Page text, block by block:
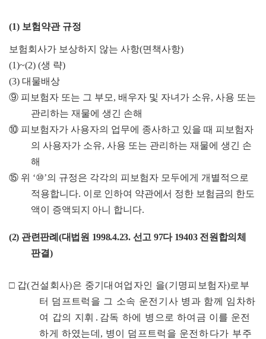
(1) 보험약관 규정
보험회사가 보상하지 않는 사항(면책사항)
(1)~(2) (생 략)
(3) 대물배상
⑨ 피보험자 또는 그 부모 , 배우자 및 자녀가 소유, 사용 또는
관리하는 재물에 생긴 손해
⑩ 피보험자가 사용자의 업무에 종사하고 있을 때 피보험자
의 사용자가 소유,사용 또는 관리하는 재물에 생긴 손
해
⑮ 위 ‘⑩’의 규정은 각각의 피보험자 모두에게 개별적으로
적용합니다. 이로 인하여 약관에서 정한 보험금의 한도
액이 증액되지 아니 합니다.
(2) 관련판례 (대법원 1998.4.23. 선고 97다 19403 전원합의체
판결)
□ 갑(건설회사)은 중기대여업자인 을(기명피보험자)로부
터 덤프트럭을 그 소속 운전기사 병과 함께 임차하
여 갑의 지휘 ․ 감독 하에 병 으로 하여금 이를 운전
하게 하였는데 , 병이 덤프트럭을 운전하다가 부주